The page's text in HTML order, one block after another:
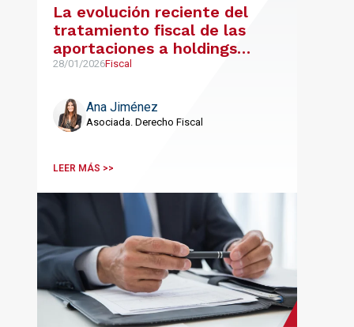
La evolución reciente del
tratamiento fiscal de las
aportaciones a holdings
familiares
28/01/2026Fiscal
Ana Jiménez
Asociada. Derecho Fiscal
LEER MÁS >>